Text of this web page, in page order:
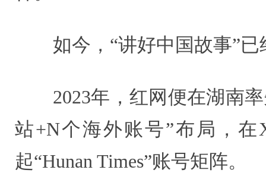
如今，“讲好中国故事”
2023年，红网便在湖南
站+N个海外账号”布局，在
起“Hunan Times”账号矩阵。